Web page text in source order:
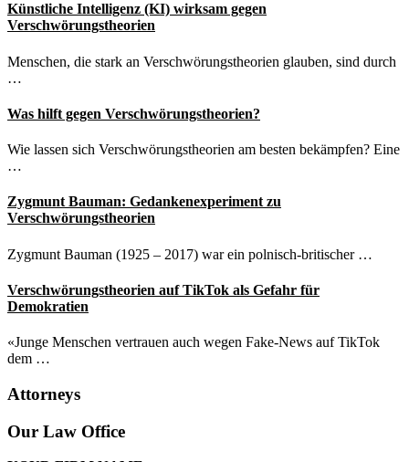
Hamburg
Künstliche Intelligenz (KI) wirksam gegen
Verschwörungstheorien
Menschen, die stark an Verschwörungstheorien glauben, sind durch
…
Was hilft gegen Verschwörungstheorien?
Wie lassen sich Verschwörungstheorien am besten bekämpfen? Eine
…
Zygmunt Bauman: Gedankenexperiment zu
Verschwörungstheorien
Zygmunt Bauman (1925 – 2017) war ein polnisch-britischer …
Verschwörungstheorien auf TikTok als Gefahr für
Demokratien
«Junge Menschen vertrauen auch wegen Fake-News auf TikTok
dem …
Attorneys
Site
Footer
Our Law Office